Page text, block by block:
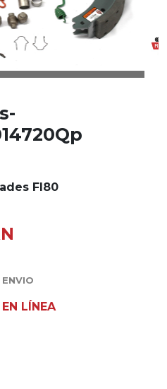
Fl80
LÍNEA